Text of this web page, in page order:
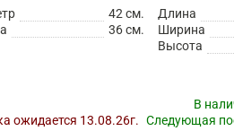
42 см.
36 см.
ожидается 13.08.26г.
Длина
Ширина
Высота
В
Следующая